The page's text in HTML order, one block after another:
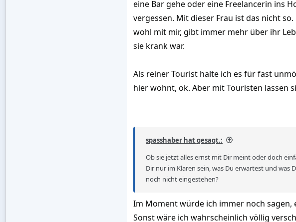
eine Bar gehe oder eine Freelancerin ins
vergessen. Mit dieser Frau ist das nicht
wohl mit mir, gibt immer mehr über ihr
sie krank war.
Als reiner Tourist halte ich es für fast
hier wohnt, ok. Aber mit Touristen lassen
spasshaber hat gesagt.:
Ob sie jetzt alles ernst mit Dir meint oder doch
Dir nur im Klaren sein, was Du erwartest und was
noch nicht eingestehen?
Im Moment würde ich immer noch sagen,
Sonst wäre ich wahrscheinlich völlig